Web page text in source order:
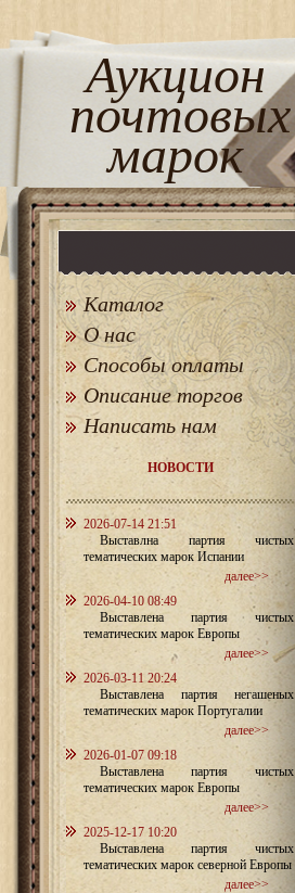
Аукцион
почтовых
марок
Каталог
О нас
Способы оплаты
Описание торгов
Написать нам
НОВОСТИ
2026-07-14 21:51
Выставлна партия чистых
тематических марок Испании
далее>>
2026-04-10 08:49
Выставлена партия чистых
тематических марок Европы
далее>>
2026-03-11 20:24
Выставлена партия негашеных
тематических марок Португалии
далее>>
2026-01-07 09:18
Выставлена партия чистых
тематических марок Европы
далее>>
2025-12-17 10:20
Выставлена партия чистых
тематических марок северной Европы
далее>>